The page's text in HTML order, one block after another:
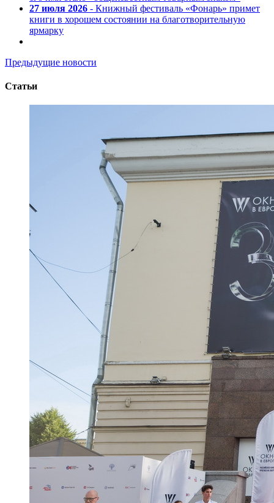
27 июля 2026 - Книжный фестиваль «Фонарь» примет
книги в хорошем состоянии на благотворительную
ярмарку
Предыдущие новости
Статьи